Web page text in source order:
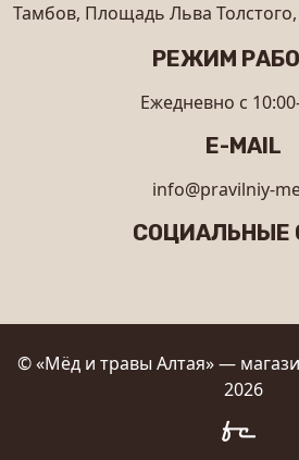
Тамбов, Площадь Льва
РЕЖИМ
Ежедневно с
E-MAIL
info@pravilniy-
СОЦИАЛЬНЫЕ
© «Мёд и травы Алтая» —
2026